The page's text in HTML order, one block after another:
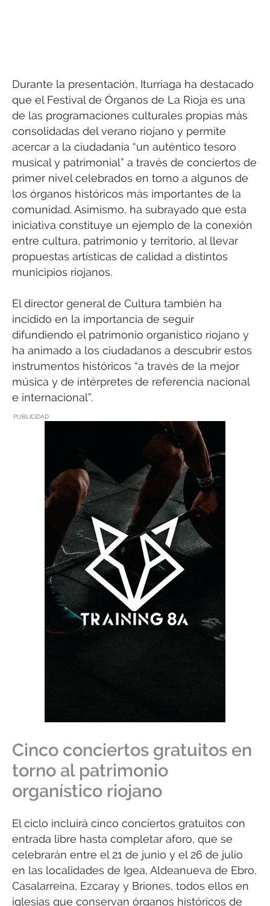
Durante la presentación, Iturriaga ha destacado
que el Festival de Órganos de La Rioja es una
de las programaciones culturales propias más
consolidadas del verano riojano y permite
acercar a la ciudadanía “un auténtico tesoro
musical y patrimonial” a través de conciertos de
primer nivel celebrados en torno a algunos de
los órganos históricos más importantes de la
comunidad. Asimismo, ha subrayado que esta
iniciativa constituye un ejemplo de la conexión
entre cultura, patrimonio y territorio, al llevar
propuestas artísticas de calidad a distintos
municipios riojanos.
El director general de Cultura también ha
incidido en la importancia de seguir
difundiendo el patrimonio organístico riojano y
ha animado a los ciudadanos a descubrir estos
instrumentos históricos “a través de la mejor
música y de intérpretes de referencia nacional
e internacional”.
PUBLICIDAD
Cinco conciertos gratuitos en
torno al patrimonio
organístico riojano
El ciclo incluirá cinco conciertos gratuitos con
entrada libre hasta completar aforo, que se
celebrarán entre el 21 de junio y el 26 de julio
en las localidades de Igea, Aldeanueva de Ebro,
Casalarreina, Ezcaray y Briones, todos ellos en
iglesias que conservan órganos históricos de